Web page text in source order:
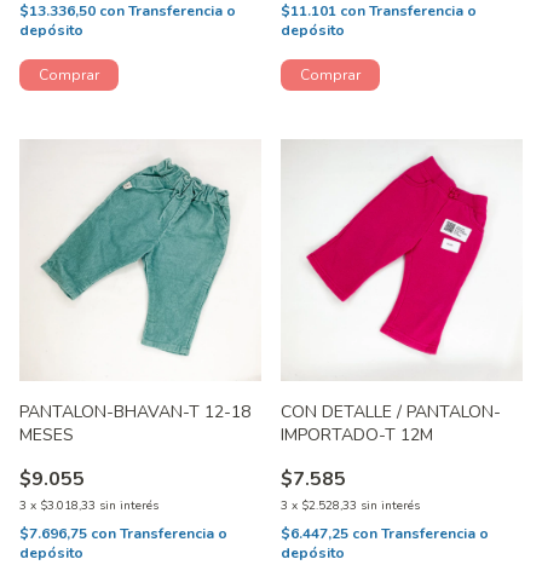
$13.336,50 conTransferencia o
depósito
$11.101 conTransferencia o
depósito
PANTALON-BHAVAN-T 12-18
MESES
$9.055
3 x $3.018,33 sin interés
$7.696,75 conTransferencia o
depósito
CON DETALLE / PANTALON-
IMPORTADO-T 12M
$7.585
3 x $2.528,33 sin interés
$6.447,25 conTransferencia o
depósito